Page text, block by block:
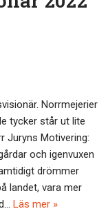
Norrmejerier
tycker står ut lite
Juryns Motivering:
och igenvuxen
drömmer
landet, vara mer
Läs mer »